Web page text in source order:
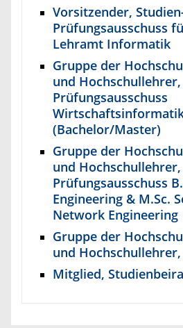
Vorsitzender,
Prüfungsausschuss
Lehramt Informatik
Gruppe der
und Hochschullehrer,
Prüfungsausschuss
(Bachelor/Master)
Gruppe der
und Hochschullehrer,
Prüfungsausschuss
Engineering & M.Sc.
Network Engineering
Gruppe der
und
Mitglied,